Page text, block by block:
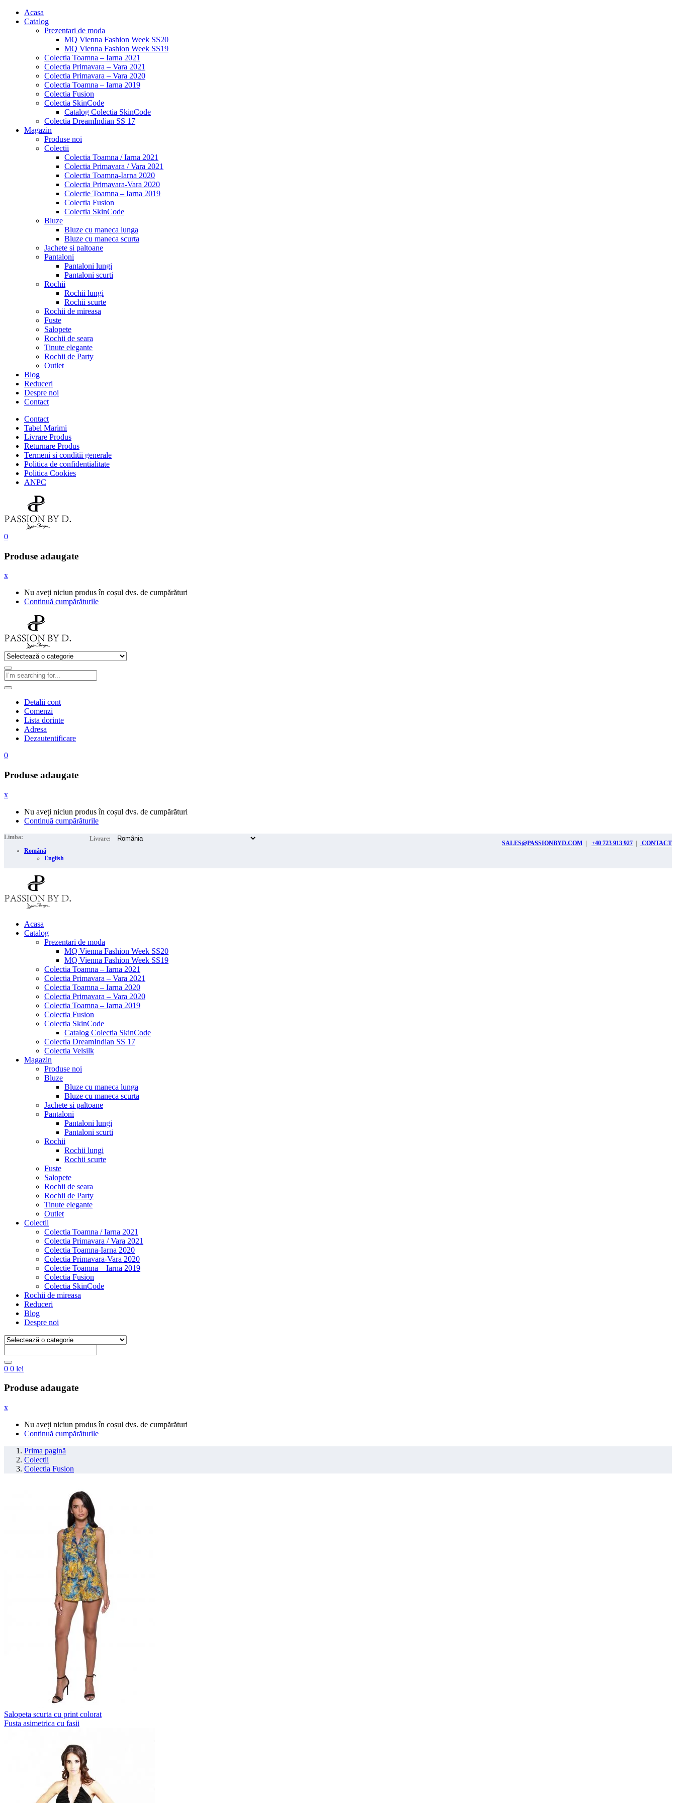
Acasa
Catalog
Prezentari de moda
MQ Vienna Fashion Week SS20
MQ Vienna Fashion Week SS19
Colectia Toamna – Iarna 2021
Colectia Primavara – Vara 2021
Colectia Primavara – Vara 2020
Colectia Toamna – Iarna 2019
Colectia Fusion
Colectia SkinCode
Catalog Colectia SkinCode
Colectia DreamIndian SS 17
Magazin
Produse noi
Colectii
Colectia Toamna / Iarna 2021
Colectia Primavara / Vara 2021
Colectia Toamna-Iarna 2020
Colectia Primavara-Vara 2020
Colectie Toamna – Iarna 2019
Colectia Fusion
Colectia SkinCode
Bluze
Bluze cu maneca lunga
Bluze cu maneca scurta
Jachete si paltoane
Pantaloni
Pantaloni lungi
Pantaloni scurti
Rochii
Rochii lungi
Rochii scurte
Rochii de mireasa
Fuste
Salopete
Rochii de seara
Tinute elegante
Rochii de Party
Outlet
Blog
Reduceri
Despre noi
Contact
Contact
Tabel Marimi
Livrare Produs
Returnare Produs
Termeni si conditii generale
Politica de confidentialitate
Politica Cookies
ANPC
0
Produse adaugate
x
Nu aveți niciun produs în coșul dvs. de cumpărături
Continuă cumpărăturile
Detalii cont
Comenzi
Lista dorinte
Adresa
Dezautentificare
0
Produse adaugate
x
Nu aveți niciun produs în coșul dvs. de cumpărături
Continuă cumpărăturile
Limba:
Română
English
Livrare:
SALES@PASSIONBYD.COM | +40 723 913 927 | CONTACT
Acasa
Catalog
Prezentari de moda
MQ Vienna Fashion Week SS20
MQ Vienna Fashion Week SS19
Colectia Toamna – Iarna 2021
Colectia Primavara – Vara 2021
Colectia Toamna – Iarna 2020
Colectia Primavara – Vara 2020
Colectia Toamna – Iarna 2019
Colectia Fusion
Colectia SkinCode
Catalog Colectia SkinCode
Colectia DreamIndian SS 17
Colectia Velsilk
Magazin
Produse noi
Bluze
Bluze cu maneca lunga
Bluze cu maneca scurta
Jachete si paltoane
Pantaloni
Pantaloni lungi
Pantaloni scurti
Rochii
Rochii lungi
Rochii scurte
Fuste
Salopete
Rochii de seara
Rochii de Party
Tinute elegante
Outlet
Colectii
Colectia Toamna / Iarna 2021
Colectia Primavara / Vara 2021
Colectia Toamna-Iarna 2020
Colectia Primavara-Vara 2020
Colectie Toamna – Iarna 2019
Colectia Fusion
Colectia SkinCode
Rochii de mireasa
Reduceri
Blog
Despre noi
0 0 lei
Produse adaugate
x
Nu aveți niciun produs în coșul dvs. de cumpărături
Continuă cumpărăturile
Prima pagină
Colectii
Colectia Fusion
Salopeta scurta cu print colorat
Fusta asimetrica cu fasii